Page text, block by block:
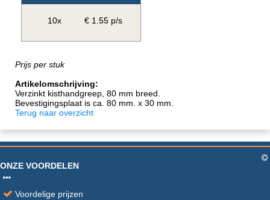
10x € 1.55 p/s
Prijs per stuk
Artikelomschrijving:
Verzinkt kisthandgreep, 80 mm breed.
Bevestigingsplaat is ca. 80 mm. x 30 mm.
Terug naar overzicht
ONZE VOORDELEN
Voordelige prijzen